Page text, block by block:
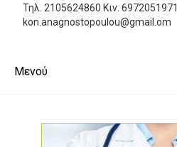
Τηλ. 2105624860 Κιν. 6972051971
kon.anagnostopoulou@gmail.om
Μενού